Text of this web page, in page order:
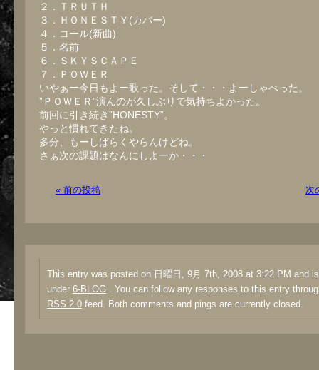
２．ＴＲＵＴＨ
３．ＨＯＮＥＳＴＹ(カバー)
４．コール(新曲)
５．名前
６．ＳＫＹＳＣＡＰＥ
７．ＰＯＷＥＲ
いやぁー今日もよー歌った。そして・・・よーしゃべった。
”ＰＯＷＥＲ”演んのが久しぶりで気持ちよかった。
前回に引き続き”HONESTY”。
やっと慣れてきたね。
多分、もーしばらくやらんけどね。
さぁ次の課題はなんにしよーか・・・
« 前の投稿 次
This entry was posted on 日曜日, 9月 7th, 2008 at 3:22 PM and
under 6-BLOG . You can follow any responses to this entry
RSS 2.0 feed. Both comments and pings are currently closed.